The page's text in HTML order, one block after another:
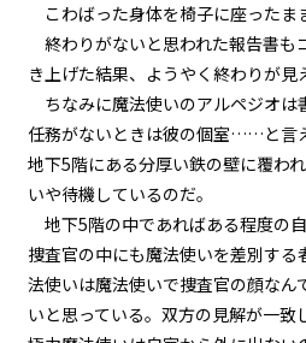
第１話
『Serial
＜１０＞
第１話
『Serial
＜１１＞
第１話
『Serial
＜１２＞
第１話
こわばった身体を椅子に座ったま
終わりがないと思われた報告書も
き上げた結果、ようやく終わりが見
ちなみに魔法使いのアルペジオは
任務がないときは彼の個室……と言
地下5階にある分厚い鉄の壁に覆わ
いや待機しているのだ。
地下5階の中であればある程度の
捜査官の中にも魔法使いを差別す
法使いは魔法使いで捜査官の顔なん
いと思っている。双方の見解が一致